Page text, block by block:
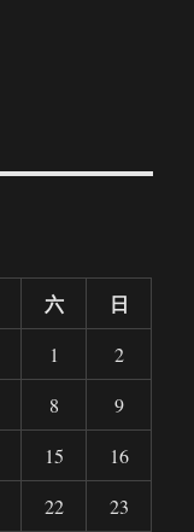
六 日
1
2
8
9
15
16
22
23